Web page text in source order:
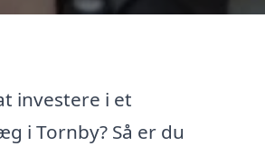
investere i et
i Tornby? Så er du